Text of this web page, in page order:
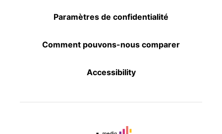
Paramètres de confidentialité
Comment pouvons-nous comparer
Accessibility